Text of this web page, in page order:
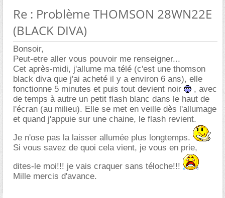
Re : Problème THOMSON 28WN22E
(BLACK DIVA)
Bonsoir,
Peut-etre aller vous pouvoir me renseigner...
Cet après-midi, j'allume ma télé (c'est une thomson
black diva que j'ai acheté il y a environ 6 ans), elle
fonctionne 5 minutes et puis tout devient noir
, avec
de temps à autre un petit flash blanc dans le haut de
l'écran (au milieu). Elle se met en veille dès l'allumage
et quand j'appuie sur une chaine, le flash revient.
Je n'ose pas la laisser allumée plus longtemps.
Si vous savez de quoi cela vient, je vous en prie,
dites-le moi!!! je vais craquer sans téloche!!!
Mille mercis d'avance.